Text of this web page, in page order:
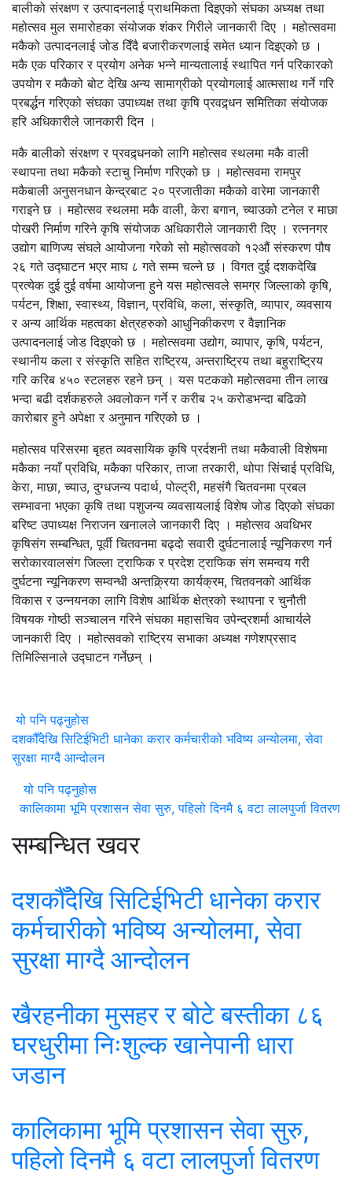
बालीको संरक्षण र उत्पादनलाई प्राथमिकता दिइएको संघका अध्यक्ष तथा
महोत्सव मुल समारोहका संयोजक शंकर गिरीले जानकारी दिए । महोत्सवमा
मकैको उत्पादनलाई जोड दिँदै बजारीकरणलाई समेत ध्यान दिइएको छ ।
मकै एक परिकार र प्रयोग अनेक भन्ने मान्यतालाई स्थापित गर्न परिकारको
उपयोग र मकैको बोट देखि अन्य सामाग्रीको प्रयोगलाई आत्मसाथ गर्ने गरि
प्रबर्द्धन गरिएको संघका उपाध्यक्ष तथा कृषि प्रवद्र्धन समितिका संयोजक
हरि अधिकारीले जानकारी दिन ।
मकै बालीको संरक्षण र प्रवद्र्धनको लागि महोत्सव स्थलमा मकै वाली
स्थापना तथा मकैको स्टाचु निर्माण गरिएको छ । महोत्सवमा रामपुर
मकैबाली अनुसनधान केन्द्रबाट २० प्रजातीका मकैको वारेमा जानकारी
गराइने छ । महोत्सव स्थलमा मकै वाली, केरा बगान, च्याउको टनेल र माछा
पोखरी निर्माण गरिने कृषि संयोजक अधिकारीले जानकारी दिए । रत्ननगर
उद्योग बाणिज्य संघले आयोजना गरेको सो महोत्सवको १२औं संस्करण पौष
२६ गते उद्घाटन भएर माघ ८ गते सम्म चल्ने छ । विगत दुई दशकदेखि
प्रत्येक दुई दुई वर्षमा आयोजना हुने यस महोत्सवले समग्र जिल्लाको कृषि,
पर्यटन, शिक्षा, स्वास्थ्य, विज्ञान, प्रविधि, कला, संस्कृति, व्यापार, व्यवसाय
र अन्य आर्थिक महत्वका क्षेत्रहरुको आधुनिकीकरण र वैज्ञानिक
उत्पादनलाई जोड दिइएको छ । महोत्सवमा उद्योग, व्यापार, कृषि, पर्यटन,
स्थानीय कला र संस्कृति सहित राष्ट्रिय, अन्तराष्ट्रिय तथा बहुराष्ट्रिय
गरि करिब ४५० स्टलहरु रहने छन् । यस पटकको महोत्सवमा तीन लाख
भन्दा बढी दर्शकहरुले अवलोकन गर्ने र करीब २५ करोडभन्दा बढिको
कारोबार हुने अपेक्षा र अनुमान गरिएको छ ।
महोत्सव परिसरमा बृहत व्यवसायिक कृषि प्रर्दशनी तथा मकैवाली विशेषमा
मकैका नयाँ प्रविधि, मकैका परिकार, ताजा तरकारी, थोपा सिंचाई प्रविधि,
केरा, माछा, च्याउ, दुग्धजन्य पदार्थ, पोल्ट्री, महसंगै चितवनमा प्रबल
सम्भावना भएका कृषि तथा पशुजन्य व्यवसायलाई विशेष जोड दिएको संघका
बरिष्ट उपाध्यक्ष निराजन खनालले जानकारी दिए । महोत्सव अवधिभर
कृषिसंग सम्बन्धित, पूर्वी चितवनमा बढ्दो सवारी दुर्घटनालाई न्यूनिकरण गर्न
सरोकारवालसंग जिल्ला ट्राफिक र प्रदेश ट्राफिक संग समन्वय गरी
दुर्घटना न्यूनिकरण सम्वन्धी अन्तक्र्रिया कार्यक्रम, चितवनको आर्थिक
विकास र उन्नयनका लागि विशेष आर्थिक क्षेत्रको स्थापना र चुनौती
विषयक गोष्ठी सञ्चालन गरिने संघका महासचिव उपेन्द्रशर्मा आचार्यले
जानकारी दिए । महोत्सवको राष्ट्रिय सभाका अध्यक्ष गणेशप्रसाद
तिमिल्सिनाले उद्घाटन गर्नेछन् ।
यो पनि पढ्नुहोस
दशकौँदेखि सिटिईभिटी धानेका करार कर्मचारीको भविष्य अन्योलमा, सेवा
सुरक्षा माग्दै आन्दोलन
यो पनि पढ्नुहोस
कालिकामा भूमि प्रशासन सेवा सुरु, पहिलो दिनमै ६ वटा लालपुर्जा वितरण
सम्बन्धित खवर
दशकौँदेखि सिटिईभिटी धानेका करार
कर्मचारीको भविष्य अन्योलमा, सेवा
सुरक्षा माग्दै आन्दोलन
खैरहनीका मुसहर र बोटे बस्तीका ८६
घरधुरीमा निःशुल्क खानेपानी धारा
जडान
कालिकामा भूमि प्रशासन सेवा सुरु,
पहिलो दिनमै ६ वटा लालपुर्जा वितरण